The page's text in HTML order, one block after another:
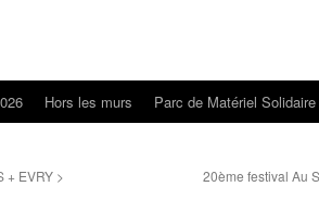
Hors les murs Parc de Matériel Solidaire
+ EVRY >
20ème festival Au